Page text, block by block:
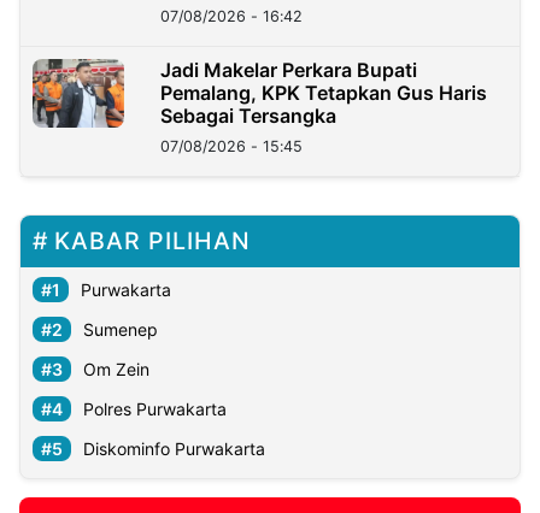
07/08/2026 - 16:42
Jadi Makelar Perkara Bupati
Pemalang, KPK Tetapkan Gus Haris
Sebagai Tersangka
07/08/2026 - 15:45
KABAR PILIHAN
Purwakarta
Sumenep
Om Zein
Polres Purwakarta
Diskominfo Purwakarta